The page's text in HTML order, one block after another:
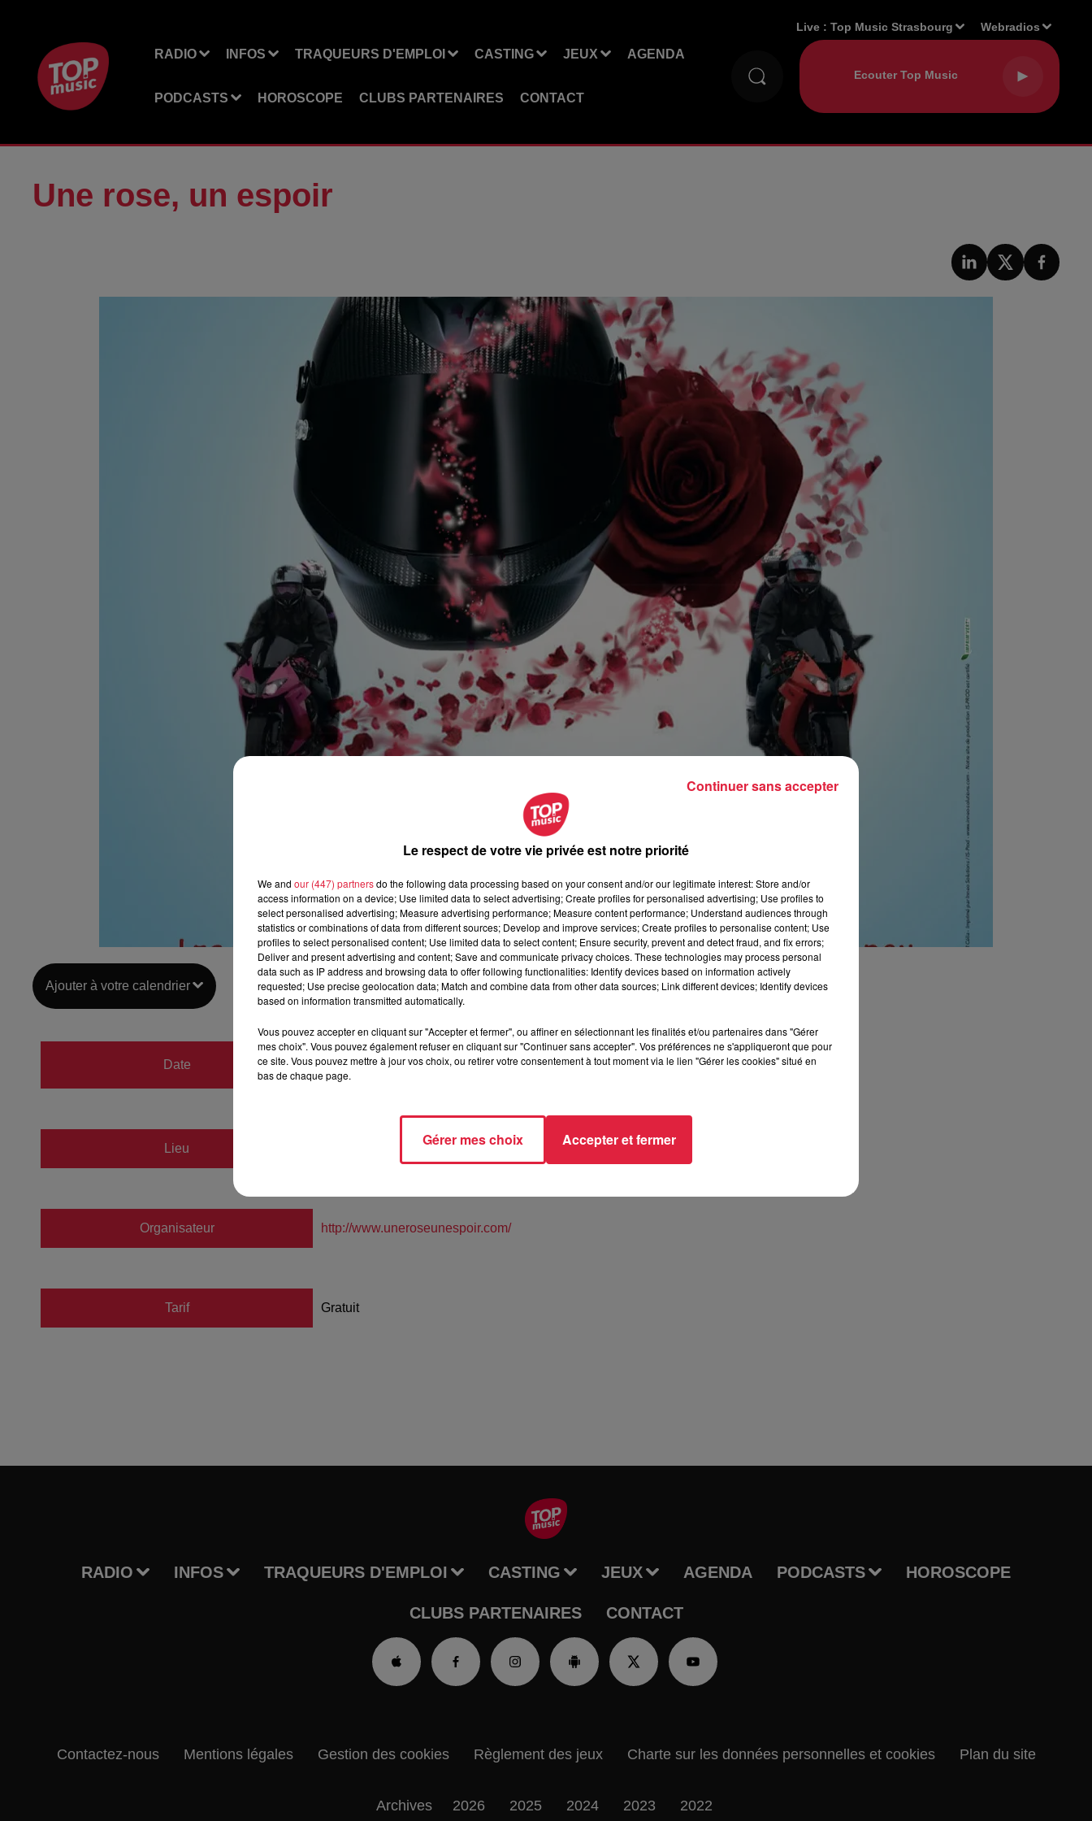
RADIO INFOS TRAQUEURS D'EMPLOI CASTING JEUX AGENDA
PODCASTS HOROSCOPE CLUBS PARTENAIRES CONTACT
Live :Top Music Strasbourg Webradios
Une rose, un espoir
Ajouter à votre calendrier
Date
du25 avril 2020 à 0h00
au25 avril 2020 à 0h00
Lieu
Organisateur http://www.uneroseunespoir.com/
Tarif Gratuit
RADIO INFOS TRAQUEURS D'EMPLOI CASTING JEUX AGENDA PODCASTS HOROSCOPE
CLUBS PARTENAIRES CONTACT
Contactez-nous Mentions légales Gestion des cookies Règlement des jeux Charte sur les données personnelles et cookies Plan du site
Archives 2026 2025 2024 2023 2022
Le respect de votre vie privée est notre priorité
We and our (447) partnersdo the following data processing based on your consent and/or our legitimate interest: Store and/or
access information on a device; Use limited data to select advertising; Create profiles for personalised advertising; Use profiles to
select personalised advertising; Measure advertising performance; Measure content performance; Understand audiences through
statistics or combinations of data from different sources; Develop and improve services; Create profiles to personalise content; Use
profiles to select personalised content; Use limited data to select content; Ensure security, prevent and detect fraud, and fix errors;
Deliver and present advertising and content; Save and communicate privacy choices. These technologies may process personal
data such as IP address and browsing data to offer following functionalities: Identify devices based on information actively
requested; Use precise geolocation data; Match and combine data from other data sources; Link different devices; Identify devices
based on information transmitted automatically.
Vous pouvez accepter en cliquant sur "Accepter et fermer", ou affiner en sélectionnant les finalités et/ou partenaires dans "Gérer
mes choix". Vous pouvez également refuser en cliquant sur "Continuer sans accepter". Vos préférences ne s'appliqueront que pour
ce site. Vous pouvez mettre à jour vos choix, ou retirer votre consentement à tout moment via le lien "Gérer les cookies" situé en
bas de chaque page.
Gérer mes choix Accepter et fermer
Continuer sans accepter